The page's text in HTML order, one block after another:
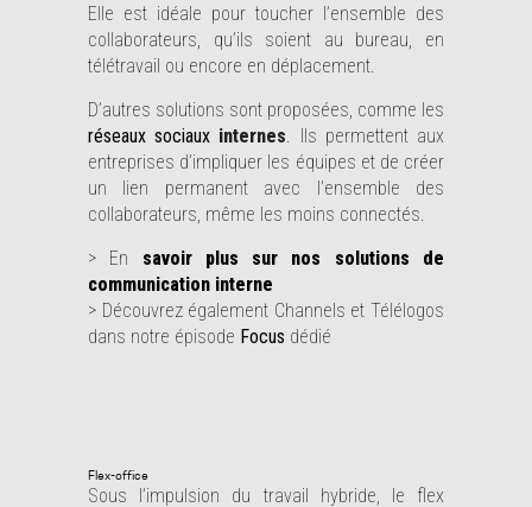
Elle est idéale pour toucher l’ensemble des
collaborateurs, qu’ils soient au bureau, en
télétravail ou encore en déplacement.
D’autres solutions sont proposées, comme les
réseaux sociaux internes . Ils permettent aux
entreprises d’impliquer les équipes et de créer
un lien permanent avec l’ensemble des
collaborateurs, même les moins connectés.
> En savoir plus sur nos solutions de
communication interne
> Découvrez également Channels et Télélogos
dans notre épisode Focus dédié
Flex-office
Sous l’impulsion du travail hybride, le flex